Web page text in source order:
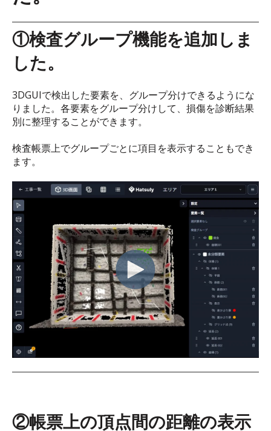
①検査グループ機能を追加しま
した。
3DGUIで検出した要素を、グループ分けできるようにな
りました。各要素をグループ分けして、損傷を診断結果
別に整理することができます。
検査帳票上でグループごとに項目を表示することもでき
ます。
②帳票上の頂点間の距離の表示